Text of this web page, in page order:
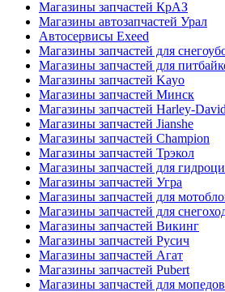
Магазины запчастей КрАЗ
Магазины автозапчастей Урал
Автосервисы Exeed
Магазины запчастей для
Магазины запчастей для
Магазины запчастей Kayo
Магазины запчастей Минск
Магазины запчастей Harley-
Магазины запчастей Jianshe
Магазины запчастей Champion
Магазины запчастей Трэкол
Магазины запчастей для
Магазины запчастей Угра
Магазины запчастей для
Магазины запчастей для
Магазины запчастей Викинг
Магазины запчастей Русич
Магазины запчастей Агат
Магазины запчастей Pubert
Магазины запчастей для